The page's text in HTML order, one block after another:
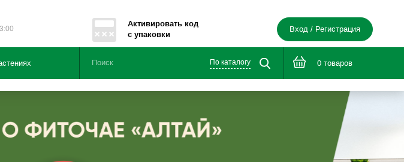
Активировать код
с упаковки
Вход / Регистрация
По каталогу 0 товаров